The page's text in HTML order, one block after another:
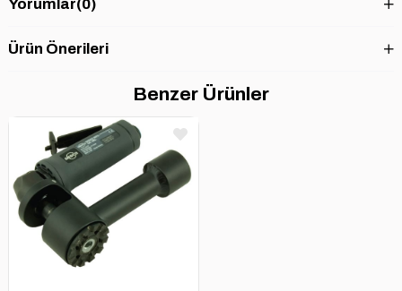
Yorumlar(0)
Ürün Önerileri
Benzer Ürünler